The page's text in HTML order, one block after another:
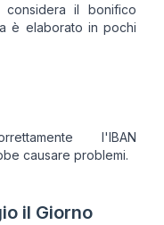
il bonifico
è elaborato in pochi
l'IBAN
causare problemi.
il Giorno